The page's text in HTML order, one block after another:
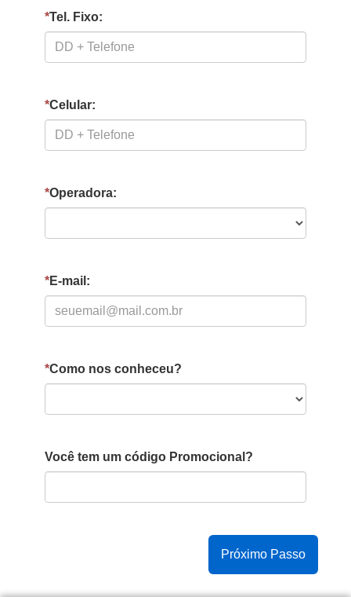
*Tel. Fixo:
*Celular:
*Operadora:
*E-mail:
*Como nos conheceu?
Você tem um código Promocional?